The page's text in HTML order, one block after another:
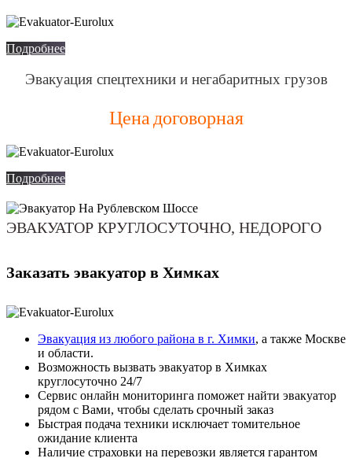
Подробнее
Эвакуация спецтехники и негабаритных грузов
Цена договорная
Подробнее
ЭВАКУАТОР КРУГЛОСУТОЧНО, НЕДОРОГО
Заказать эвакуатор в Химках
Эвакуация из любого района в г. Химки, а также Москве
и области.
Возможность вызвать эвакуатор в Химках
круглосуточно 24/7
Сервис онлайн мониторинга поможет найти эвакуатор
рядом с Вами, чтобы сделать срочный заказ
Быстрая подача техники исключает томительное
ожидание клиента
Наличие страховки на перевозки является гарантом